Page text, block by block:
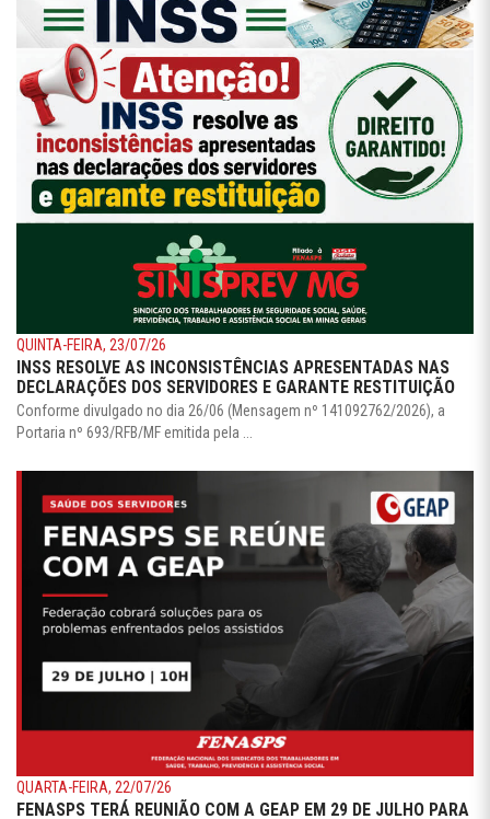
QUINTA-FEIRA, 23/07/26
INSS RESOLVE AS INCONSISTÊNCIAS APRESENTADAS NAS
DECLARAÇÕES DOS SERVIDORES E GARANTE RESTITUIÇÃO
Conforme divulgado no dia 26/06 (Mensagem nº 141092762/2026), a
Portaria nº 693/RFB/MF emitida pela ...
QUARTA-FEIRA, 22/07/26
FENASPS TERÁ REUNIÃO COM A GEAP EM 29 DE JULHO PARA